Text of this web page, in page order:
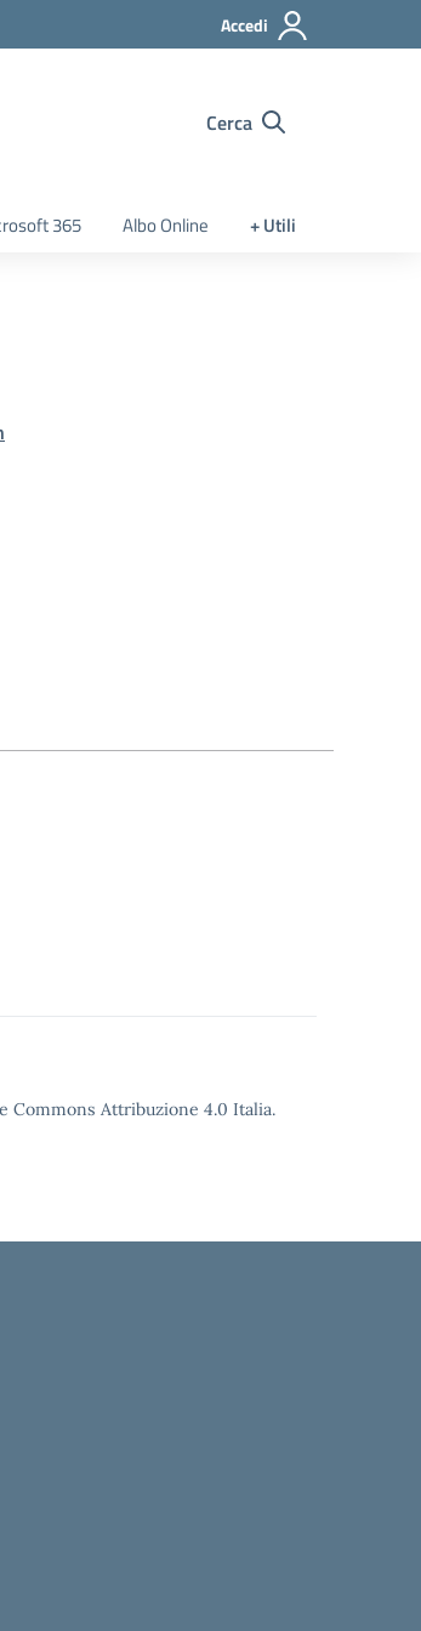
Accedi
Cerca
365 Albo Online + Utili
Commons Attribuzione 4.0 Italia.